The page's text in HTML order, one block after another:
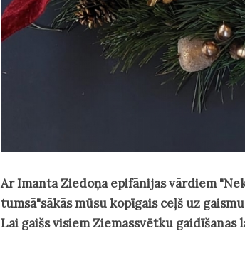
Ar Imanta Ziedoņa epifānijas vārdiem
tumsā"sākās mūsu kopīgais ceļš uz
Lai gaišs visiem Ziemassvētku gaidīšanas